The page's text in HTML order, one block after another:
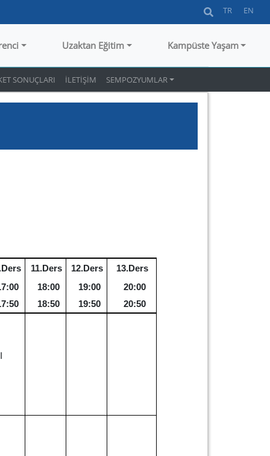
TR EN
Uzaktan Eğitim Kampüste Yaşam
SONUÇLARI İLETİŞİM SEMPOZYUMLAR
11.Ders 12.Ders
13.Ders
18:00
18:50
19:00
19:50
20:00
20:50